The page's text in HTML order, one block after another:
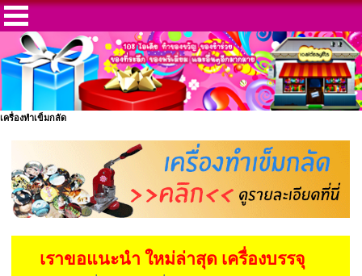
เครื่องทำเข็มกลัด
เราขอแนะนำ ใหม่ล่าสุด เครื่องบรรจุ